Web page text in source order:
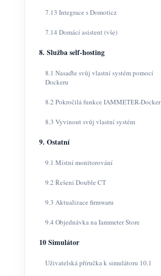
7.13 Integrace s Domoticz
7.14 Domácí asistent (vše)
8. Služba self-hosting
8.1 Nasaďte svůj vlastní systém pomocí
Dockeru
8.2 Pokročilá funkce IAMMETER-Docker
8.3 Vyvinout svůj vlastní systém
9. Ostatní
9.1 Místní monitorování
9.2 Řešení Double CT
9.3 Aktualizace firmwaru
9.4 Objednávka na Iammeter Store
10 Simulátor
Uživatelská příručka k simulátoru 10.1